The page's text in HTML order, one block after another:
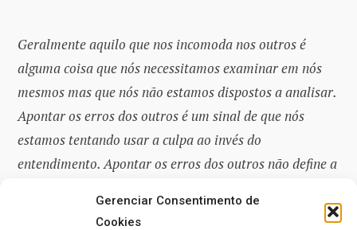
Gerenciar Consentimento de
Cookies
Geralmente aquilo que nos incomoda nos outros é
alguma coisa que nós necessitamos examinar em nós
mesmos mas que nós não estamos dispostos a analisar.
Apontar os erros dos outros é um sinal de que nós
estamos tentando usar a culpa ao invés do
entendimento. Apontar os erros dos outros não define a